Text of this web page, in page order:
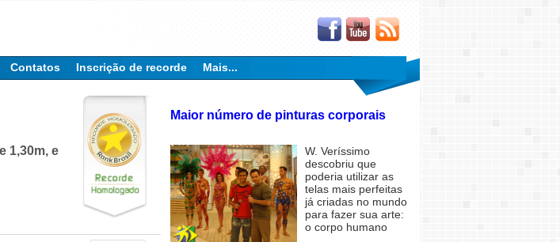
Contatos Inscrição de recorde Mais...
1,30m, e
Maior número de pinturas corporais
W. Veríssimo
descobriu que
poderia utilizar as
telas mais perfeitas
já criadas no mundo
para fazer sua arte:
o corpo humano